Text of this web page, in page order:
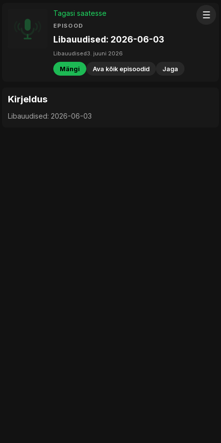
☰
Tagasi saatesse
EPISOOD
Libauudised: 2026-06-03
Libauudised3. juuni 2026
Mängi Ava kõik episoodid Jaga
Kirjeldus
Libauudised: 2026-06-03